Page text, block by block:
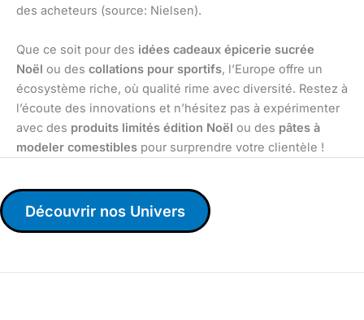
des acheteurs (source: Nielsen).
Que ce soit pour des idées cadeaux épicerie sucrée
Noël ou des collations pour sportifs, l’Europe offre un
écosystème riche, où qualité rime avec diversité. Restez à
l’écoute des innovations et n’hésitez pas à expérimenter
avec des produits limités édition Noël ou des pâtes à
modeler comestibles pour surprendre votre clientèle !
Découvrir nos Univers